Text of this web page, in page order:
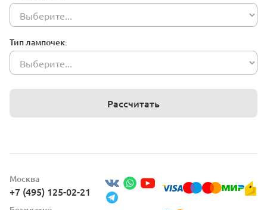
Тип лампочек:
Рассчитать
Москва
+7 (495) 125-02-21